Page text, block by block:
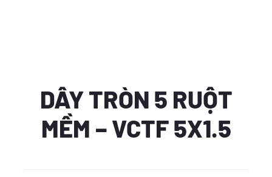
DÂY TRÒN 5 RUỘT
MỀM – VCTF 5X1.5